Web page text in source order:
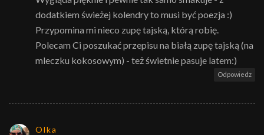
dodatkiem świeżej kolendry to musi być poezja :)
Przypomina mi nieco zupę tajską, którą robię.
Polecam Ci poszukać przepisu na białą zupę tajską (na
mleczku kokosowym) - też świetnie pasuje latem:)
Odpowiedz
Olka